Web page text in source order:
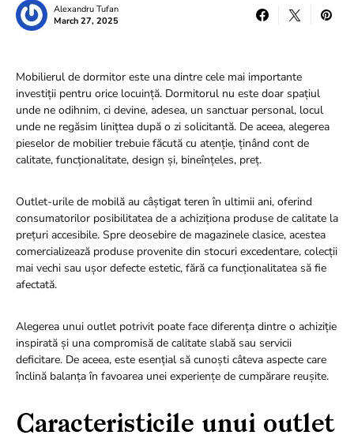
Alexandru Tufan
March 27, 2025
Mobilierul de dormitor este una dintre cele mai importante
investiții pentru orice locuință. Dormitorul nu este doar spațiul
unde ne odihnim, ci devine, adesea, un sanctuar personal, locul
unde ne regăsim linițtea după o zi solicitantă. De aceea, alegerea
pieselor de mobilier trebuie făcută cu atenție, ținând cont de
calitate, funcționalitate, design și, bineînțeles, preț.
Outlet-urile de mobilă au câștigat teren în ultimii ani, oferind
consumatorilor posibilitatea de a achiziționa produse de calitate la
prețuri accesibile. Spre deosebire de magazinele clasice, acestea
comercializează produse provenite din stocuri excedentare, colecții
mai vechi sau ușor defecte estetic, fără ca funcționalitatea să fie
afectată.
Alegerea unui outlet potrivit poate face diferența dintre o achiziție
inspirată și una compromisă de calitate slabă sau servicii
deficitare. De aceea, este esențial să cunoști câteva aspecte care
înclină balanța în favoarea unei experiențe de cumpărare reușite.
Caracteristicile unui outlet